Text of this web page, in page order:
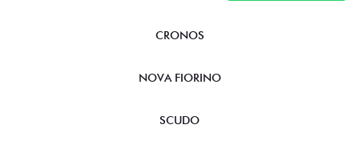
CRONOS
NOVA FIORINO
SCUDO